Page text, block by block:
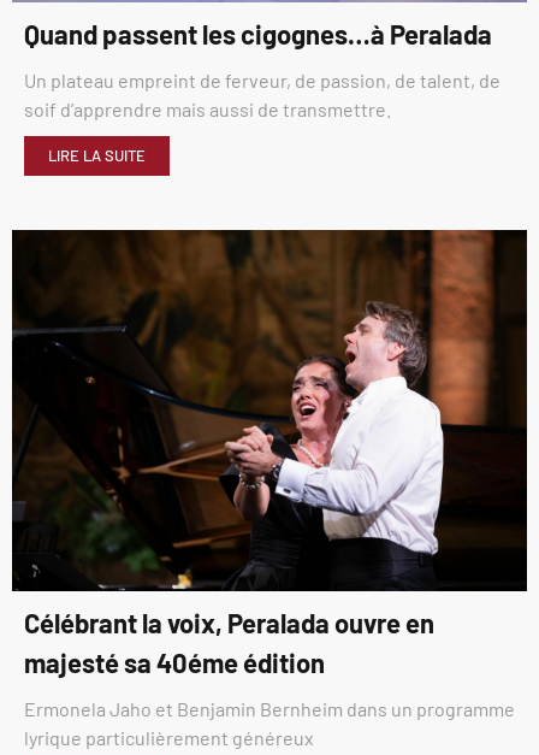
Quand passent les cigognes…à Peralada
Un plateau empreint de ferveur, de passion, de talent, de
soif d’apprendre mais aussi de transmettre.
LIRE LA SUITE
Célébrant la voix, Peralada ouvre en
majesté sa 40éme édition
Ermonela Jaho et Benjamin Bernheim dans un programme
lyrique particulièrement généreux